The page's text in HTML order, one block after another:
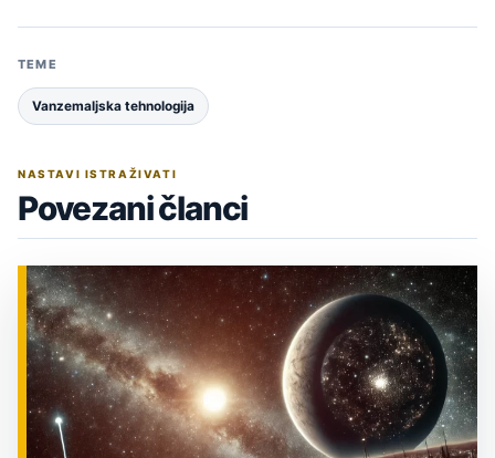
TEME
Vanzemaljska tehnologija
NASTAVI ISTRAŽIVATI
Povezani članci